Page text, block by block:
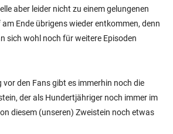
aber leider nicht zu einem gelungenen
Ende übrigens wieder entkommen, denn
sich wohl noch für weitere Episoden
vor den Fans gibt es immerhin noch die
der als Hundertjähriger noch immer im
diesem (unseren) Zweistein noch etwas